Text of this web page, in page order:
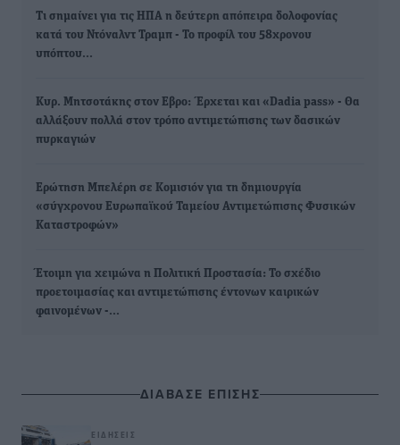
Τι σημαίνει για τις ΗΠΑ η δεύτερη απόπειρα δολοφονίας
κατά του Ντόναλντ Τραμπ - Το προφίλ του 58χρονου
υπόπτου…
Κυρ. Μητσοτάκης στον Εβρο: Έρχεται και «Dadia pass» - Θα
αλλάξουν πολλά στον τρόπο αντιμετώπισης των δασικών
πυρκαγιών
Ερώτηση Μπελέρη σε Κομισιόν για τη δημιουργία
«σύγχρονου Ευρωπαϊκού Ταμείου Αντιμετώπισης Φυσικών
Καταστροφών»
Έτοιμη για χειμώνα η Πολιτική Προστασία: Το σχέδιο
προετοιμασίας και αντιμετώπισης έντονων καιρικών
φαινομένων -…
ΔΙΑΒΑΣΕ ΕΠΙΣΗΣ
ΕΙΔΉΣΕΙΣ